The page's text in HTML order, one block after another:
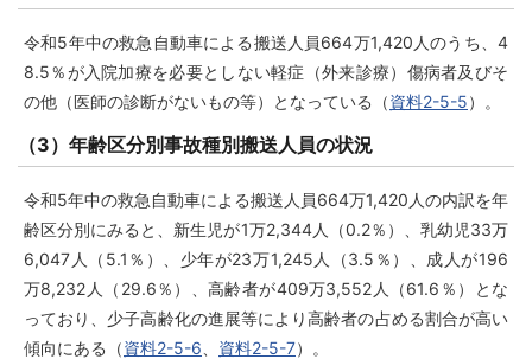
令和5年中の救急自動車による搬送人員664万1,420人のうち、4
8.5％が入院加療を必要としない軽症（外来診療）傷病者及びそ
の他（医師の診断がないもの等）となっている（資料2-5-5）。
（3）年齢区分別事故種別搬送人員の状況
令和5年中の救急自動車による搬送人員664万1,420人の内訳を年
齢区分別にみると、新生児が1万2,344人（0.2％）、乳幼児33万
6,047人（5.1％）、少年が23万1,245人（3.5％）、成人が196
万8,232人（29.6％）、高齢者が409万3,552人（61.6％）とな
っており、少子高齢化の進展等により高齢者の占める割合が高い
傾向にある（資料2-5-6 資料2-5-7）。